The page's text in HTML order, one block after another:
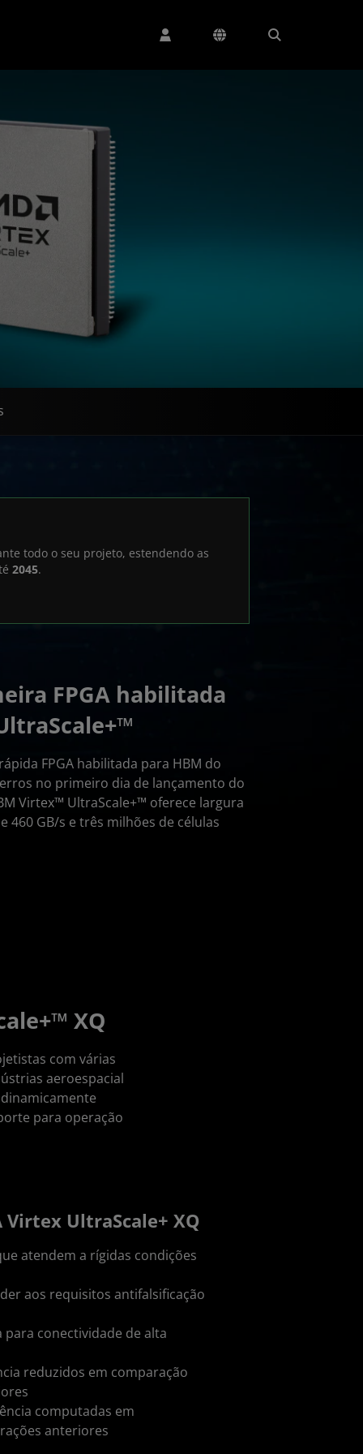
todo o seu projeto, estendendo as
2045.
FPGA habilitada
FPGA habilitada para HBM do
no primeiro dia de lançamento do
Virtex™ UltraScale+™ oferece largura
460 GB/s e três milhões de células
XQ
com várias
aeroespacial
para operação
Virtex UltraScale+ XQ
atendem a rígidas condições
aos requisitos antifalsificação
conectividade de alta
reduzidos em comparação
computadas em
anteriores